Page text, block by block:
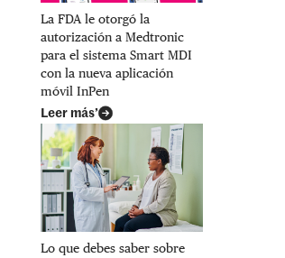
La FDA le otorgó la
autorización a Medtronic
para el sistema Smart MDI
con la nueva aplicación
móvil InPen
Leer más’
Lo que debes saber sobre